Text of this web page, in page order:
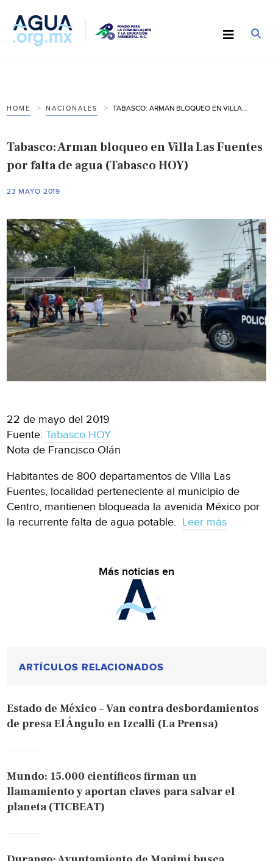
HOME NACIONALES
Tabasco: Arman bloqueo en Villa Las Fuentes
por falta de agua (Tabasco HOY)
23 MAYO 2019
22 de mayo del 2019
Fuente:Tabasco HOY
Nota de Francisco Olán
Habitantes de 800 departamentos de Villa Las
Fuentes, localidad perteneciente al municipio de
Centro, mantienen bloqueada la avenida México por
la recurrente falta de agua potable. Leer más
Más noticias en
ARTÍCULOS RELACIONADOS
Estado de México – Van contra desbordamientos
de presa El Ángulo en Izcalli (La Prensa)
Mundo: 15.000 científicos firman un
llamamiento y aportan claves para salvar el
planeta (TICBEAT)